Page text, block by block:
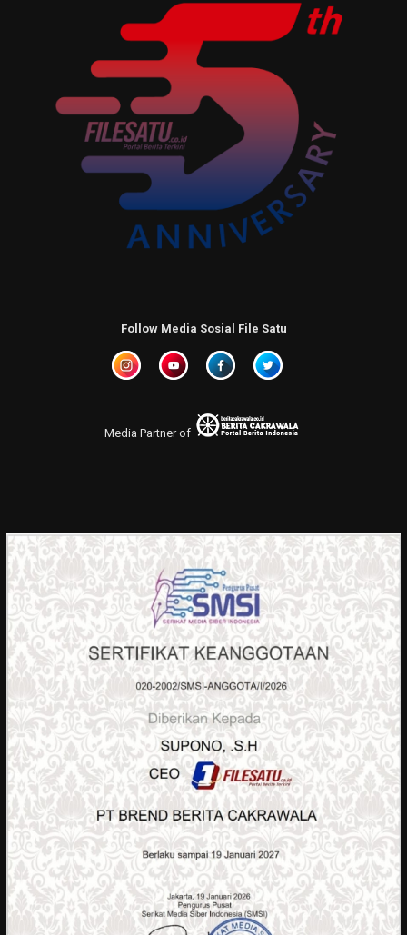
Follow Media Sosial File Satu
Media Partner of